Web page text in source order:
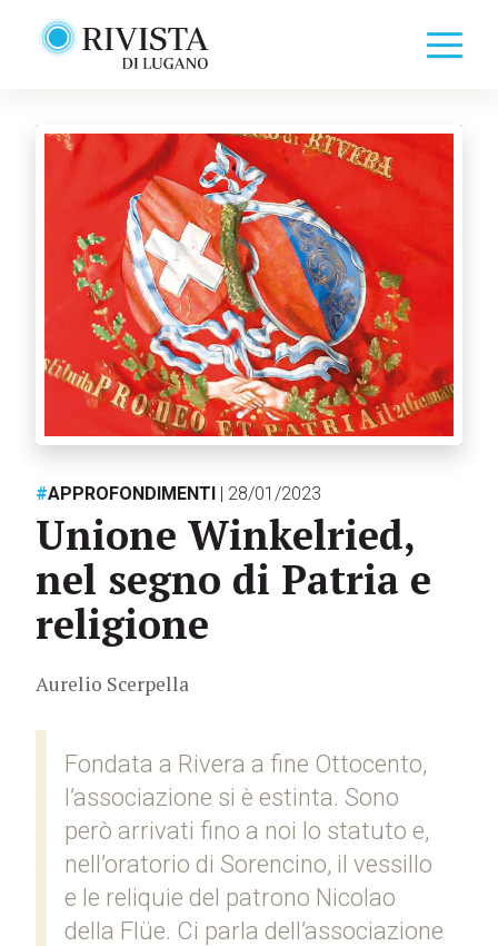
#APPROFONDIMENTI | 28/01/2023
Unione Winkelried,
nel segno di Patria e
religione
Aurelio Scerpella
Fondata a Rivera a fine Ottocento,
l’associazione si è estinta. Sono
però arrivati fino a noi lo statuto e,
nell’oratorio di Sorencino, il vessillo
e le reliquie del patrono Nicolao
della Flüe. Ci parla dell’associazione